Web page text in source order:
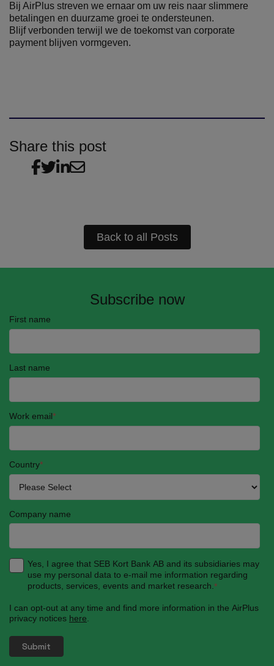
Bij AirPlus streven we ernaar om uw reis naar slimmere
betalingen en duurzame groei te ondersteunen.
Blijf verbonden terwijl we de toekomst van corporate
payment blijven vormgeven.
Share this post
Back to all Posts
Subscribe now
First name
Last name
Work email*
Country*
Company name
Yes, I agree that SEB Kort Bank AB and its subsidiaries may
use my personal data to e-mail me information regarding
products, services, events and market research. *
I can opt-out at any time and find more information in the AirPlus
privacy notices here